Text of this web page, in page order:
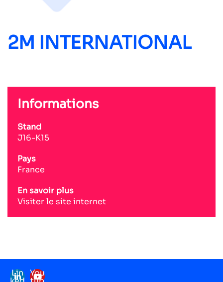
2M INTERNATIONAL
Informations
Stand
J16-K15
Pays
France
En savoir plus
Visiter le site internet
Lin You